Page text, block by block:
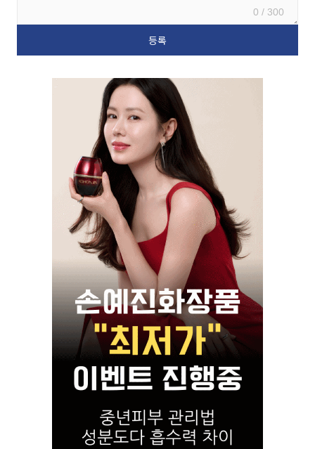
0 / 300